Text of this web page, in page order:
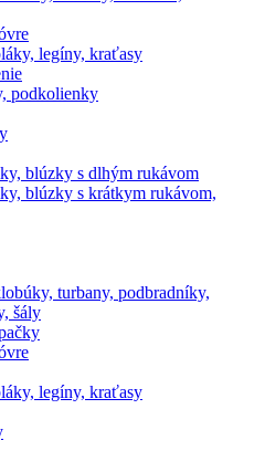
legíny, kraťasy
podkolienky
blúzky s dlhým rukávom
blúzky s krátkym rukávom,
turbany, podbradníky,
šály
legíny, kraťasy